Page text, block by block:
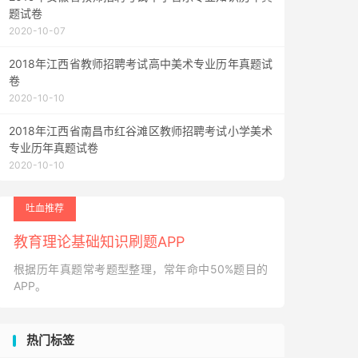
题试卷
2020-10-07
2018年江西省教师招聘考试高中美术专业历年真题试
卷
2020-10-10
2018年江西省南昌市红谷滩区教师招聘考试小学美术
专业历年真题试卷
2020-10-10
吐血推荐
教育理论基础知识刷题APP
根据历年真题常考题型整理，常年命中50%题目的
APP。
热门标签